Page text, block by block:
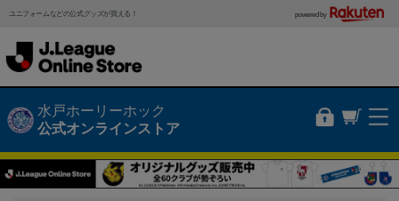
ユニフォームなどの公式グッズが買える！ powered by
水戸ホーリーホック
公式オンラインストア